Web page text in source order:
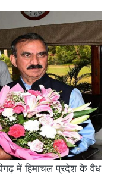
में हिमाचल प्रदेश के वैध